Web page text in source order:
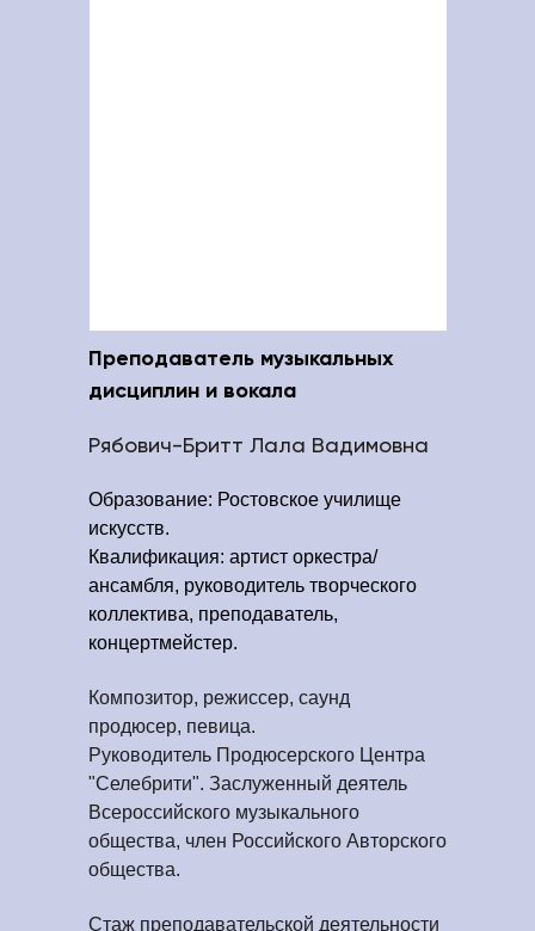
Рябович-Бритт Лала Вадимовна
Композитор, режиссер, саунд
продюсер, певица.
Руководитель Продюсерского Центра
"Селебрити". Заслуженный деятель
Всероссийского музыкального
общества, член Российского Авторского
общества.
Стаж преподавательской деятельности
Преподаватель музыкальных
дисциплин и вокала
Образование: Ростовское училище
искусств.
Квалификация: артист оркестра/
ансамбля, руководитель творческого
коллектива, преподаватель,
концертмейстер.